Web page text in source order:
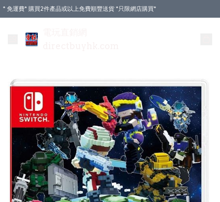
* 免運費* 購買2件產品或以上免費順豐送貨 *只限網店購買*